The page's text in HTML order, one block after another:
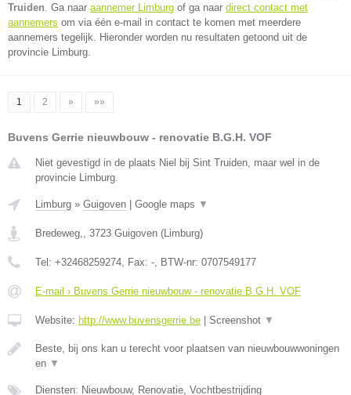
Truiden. Ga naar aannemer Limburg of ga naar direct contact met
aannemers om via één e-mail in contact te komen met meerdere
aannemers tegelijk. Hieronder worden nu resultaten getoond uit de
provincie Limburg.
1 2 » »»
Buvens Gerrie nieuwbouw - renovatie B.G.H. VOF
Niet gevestigd in de plaats Niel bij Sint Truiden, maar wel in de
provincie Limburg.
Limburg » Guigoven Google maps ▼
Bredeweg,, 3723 Guigoven (Limburg)
Tel: +32468259274, Fax: -, BTW-nr: 0707549177
E-mail › Buvens Gerrie nieuwbouw - renovatie B.G.H. VOF
Website: http://www.buvensgerrie.be Screenshot ▼
Beste, bij ons kan u terecht voor plaatsen van nieuwbouwwoningen
en ▼
Diensten: Nieuwbouw, Renovatie, Vochtbestrijding